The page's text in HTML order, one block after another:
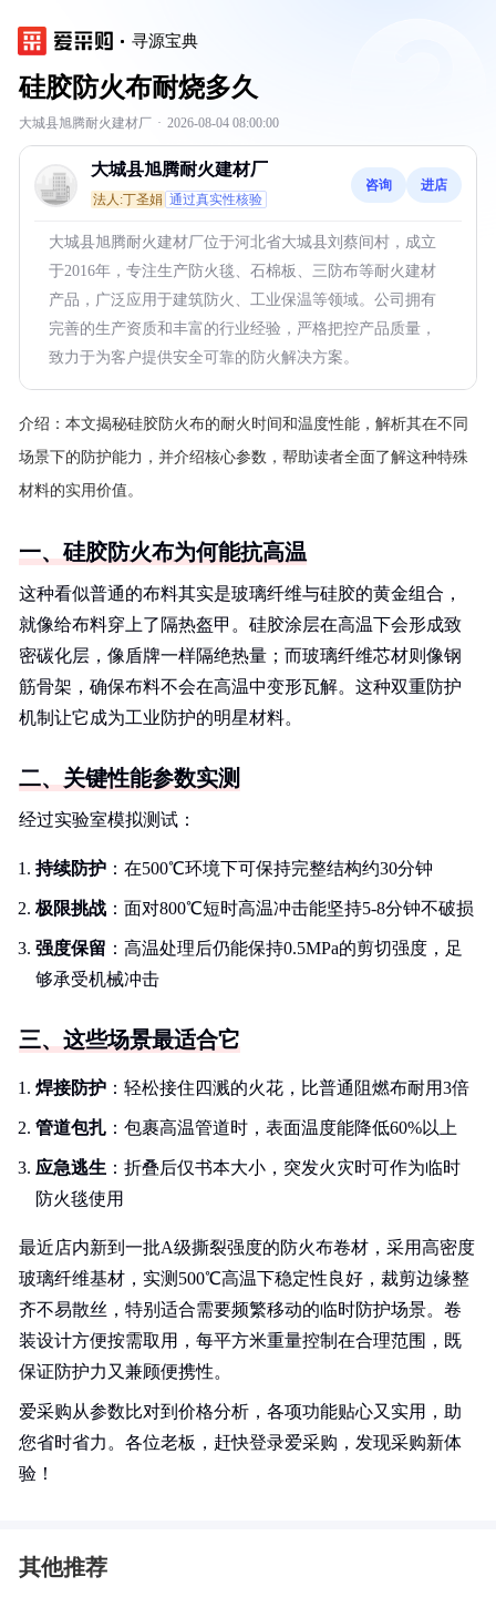
寻源宝典
硅胶防火布耐烧多久
大城县旭腾耐火建材厂 · 2026-08-04 08:00:00
大城县旭腾耐火建材厂
法人:丁圣娟 通过真实性核验
咨询 进店
大城县旭腾耐火建材厂位于河北省大城县刘蔡间村，成立
于2016年，专注生产防火毯、石棉板、三防布等耐火建材
产品，广泛应用于建筑防火、工业保温等领域。公司拥有
完善的生产资质和丰富的行业经验，严格把控产品质量，
致力于为客户提供安全可靠的防火解决方案。
介绍： 本文揭秘硅胶防火布的耐火时间和温度性能，解析其在不同
场景下的防护能力，并介绍核心参数，帮助读者全面了解这种特殊
材料的实用价值。
一、硅胶防火布为何能抗高温
这种看似普通的布料其实是玻璃纤维与硅胶的黄金组合，
就像给布料穿上了隔热盔甲。硅胶涂层在高温下会形成致
密碳化层，像盾牌一样隔绝热量；而玻璃纤维芯材则像钢
筋骨架，确保布料不会在高温中变形瓦解。这种双重防护
机制让它成为工业防护的明星材料。
二、关键性能参数实测
经过实验室模拟测试：
持续防护 ：在500℃环境下可保持完整结构约30分钟
极限挑战 ：面对800℃短时高温冲击能坚持5-8分钟不破损
强度保留 ：高温处理后仍能保持0.5MPa的剪切强度，足
够承受机械冲击
三、这些场景最适合它
焊接防护 ：轻松接住四溅的火花，比普通阻燃布耐用3倍
管道包扎 ：包裹高温管道时，表面温度能降低60%以上
应急逃生 ：折叠后仅书本大小，突发火灾时可作为临时
防火毯使用
最近店内新到一批A级撕裂强度的防火布卷材，采用高密度
玻璃纤维基材，实测500℃高温下稳定性良好，裁剪边缘整
齐不易散丝，特别适合需要频繁移动的临时防护场景。卷
装设计方便按需取用，每平方米重量控制在合理范围，既
保证防护力又兼顾便携性。
爱采购从参数比对到价格分析，各项功能贴心又实用，助
您省时省力。各位老板，赶快登录爱采购，发现采购新体
验！
其他推荐